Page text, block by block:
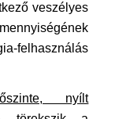
veszélyes
felhasználás
nyílt